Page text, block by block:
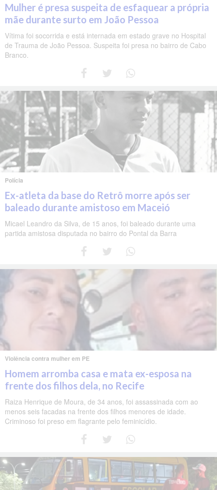
Mulher é presa suspeita de esfaquear a própria
mãe durante surto em João Pessoa
Vítima foi socorrida e está internada em estado grave no Hospital
de Trauma de João Pessoa. Suspeita foi presa no bairro de Cabo
Branco.
Polícia
Ex-atleta da base do Retrô morre após ser
baleado durante amistoso em Maceió
Micael Leandro da Silva, de 15 anos, foi baleado durante uma
partida amistosa disputada no bairro do Pontal da Barra
Violência contra mulher em PE
Homem arromba casa e mata ex-esposa na
frente dos filhos dela, no Recife
Raiza Henrique de Moura, de 34 anos, foi assassinada com ao
menos seis facadas na frente dos filhos menores de idade.
Criminoso foi preso em flagrante pelo feminicídio.